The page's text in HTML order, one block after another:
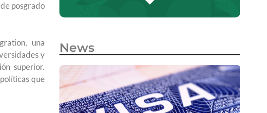
posgrado
una
y
superior.
que
News